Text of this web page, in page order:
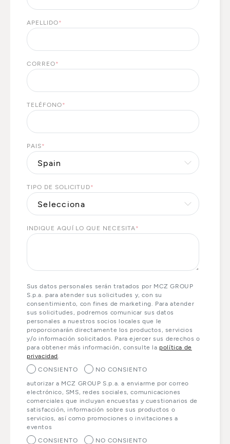
APELLIDO*
CORREO*
TELÉFONO*
PAIS*
TIPO DE SOLICITUD*
INDIQUE AQUÍ LO QUE NECESITA*
Sus datos personales serán tratados por MCZ GROUP
S.p.a. para atender sus solicitudes y, con su
consentimiento, con fines de marketing. Para atender
sus solicitudes, podremos comunicar sus datos
personales a nuestros socios locales que le
proporcionarán directamente los productos, servicios
y/o información solicitados. Para ejercer sus derechos o
para obtener más información, consulte la política de
privacidad
CONSIENTO
NO CONSIENTO
autorizar a MCZ GROUP S.p.a. a enviarme por correo
electrónico, SMS, redes sociales, comunicaciones
comerciales que incluyan encuestas y cuestionarios de
satisfacción, información sobre sus productos o
servicios, así como promociones o invitaciones a
eventos
CONSIENTO
NO CONSIENTO